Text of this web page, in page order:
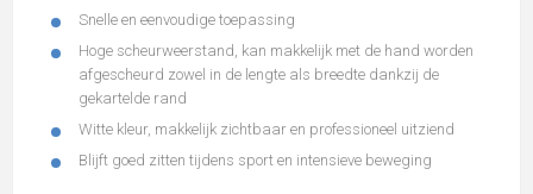
Snelle en eenvoudige toepassing
Hoge scheurweerstand, kan makkelijk met de hand worden
afgescheurd zowel in de lengte als breedte dankzij de
gekartelde rand
Witte kleur, makkelijk zichtbaar en professioneel uitziend
Blijft goed zitten tijdens sport en intensieve beweging